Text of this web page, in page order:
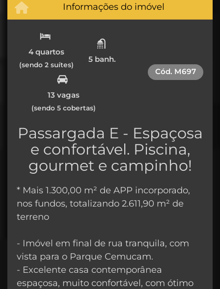
Informações do imóvel
4 quartos
(sendo 2 suítes)
5 banh.
13 vagas
(sendo 5 cobertas)
Cód. M697
Passargada E - Espaçosa
e confortável. Piscina,
gourmet e campinho!
* Mais 1.300,00 m² de APP incorporado,
nos fundos, totalizando 2.611,90 m² de
terreno
- Imóvel em final de rua tranquila, com
vista para o Parque Cemucam.
- Excelente casa contemporânea
espaçosa, muito confortável, com ótimo